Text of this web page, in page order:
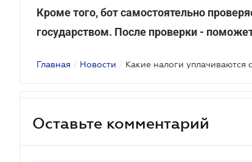
Кроме того, бот самостоятельно
государством. После проверки -
Главная / Новости / Какие налоги уплачиваются
Оставьте комментарий